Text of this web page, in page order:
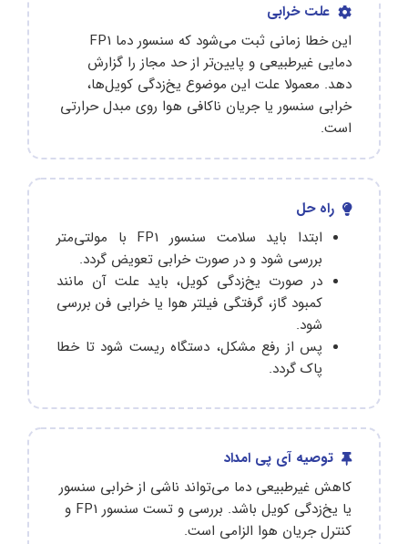
علت خرابی
این خطا زمانی ثبت می‌شود که سنسور دما FP1
دمایی غیرطبیعی و پایین‌تر از حد مجاز را گزارش
دهد. معمولا علت این موضوع یخ‌زدگی کویل‌ها،
خرابی سنسور یا جریان ناکافی هوا روی مبدل حرارتی
است.
راه حل
ابتدا باید سلامت سنسور FP1 با مولتی‌متر
بررسی شود و در صورت خرابی تعویض گردد.
در صورت یخ‌زدگی کویل، باید علت آن مانند
کمبود گاز، گرفتگی فیلتر هوا یا خرابی فن بررسی
شود.
پس از رفع مشکل، دستگاه ریست شود تا خطا
پاک گردد.
توصیه آی پی امداد
کاهش غیرطبیعی دما می‌تواند ناشی از خرابی سنسور
یا یخ‌زدگی کویل باشد. بررسی و تست سنسور FP1 و
کنترل جریان هوا الزامی است.